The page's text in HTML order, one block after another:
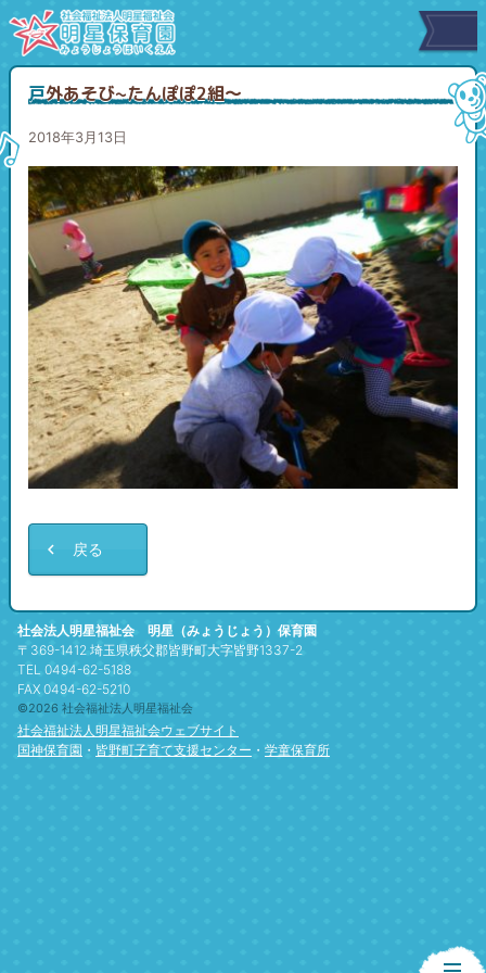
戸外あそび~たんぽぽ2組～
2018年3月13日
戻る
社会法人明星福祉会 明星（みょうじょう）保育園
〒369-1412 埼玉県秩父郡皆野町大字皆野1337-2
TEL 0494-62-5188
FAX 0494-62-5210
©2026 社会福祉法人明星福祉会
社会福祉法人明星福祉会ウェブサイト
国神保育園 ・ 皆野町子育て支援センター ・ 学童保育所